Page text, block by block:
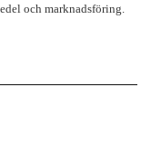
och marknadsföring.